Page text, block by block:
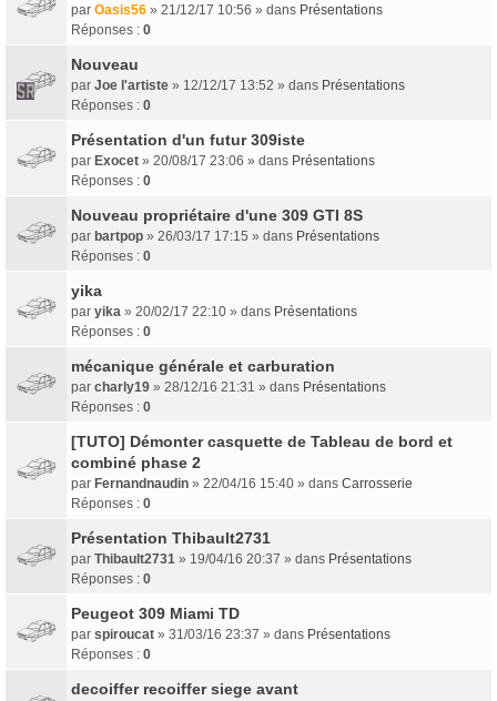
par Oasis56 » 21/12/17 10:56 » dans Présentations
Réponses : 0
Nouveau
par Joe l'artiste » 12/12/17 13:52 » dans Présentations
Réponses : 0
Présentation d'un futur 309iste
par Exocet » 20/08/17 23:06 » dans Présentations
Réponses : 0
Nouveau propriétaire d'une 309 GTI 8S
par bartpop » 26/03/17 17:15 » dans Présentations
Réponses : 0
yika
par yika » 20/02/17 22:10 » dans Présentations
Réponses : 0
mécanique générale et carburation
par charly19 » 28/12/16 21:31 » dans Présentations
Réponses : 0
[TUTO] Démonter casquette de Tableau de bord et
combiné phase 2
par Fernandnaudin » 22/04/16 15:40 » dans Carrosserie
Réponses : 0
Présentation Thibault2731
par Thibault2731 » 19/04/16 20:37 » dans Présentations
Réponses : 0
Peugeot 309 Miami TD
par spiroucat » 31/03/16 23:37 » dans Présentations
Réponses : 0
decoiffer recoiffer siege avant